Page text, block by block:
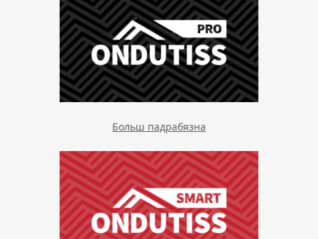
Больш падрабязна